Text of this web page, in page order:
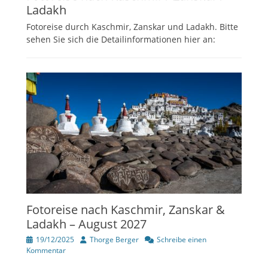
Ladakh
Fotoreise durch Kaschmir, Zanskar und Ladakh. Bitte
sehen Sie sich die Detailinformationen hier an:
Fotoreise nach Kaschmir, Zanskar &
Ladakh – August 2027
Veröffentlicht
am
19/12/2025 Author
Thorge Berger
Schreibe einen
Kommentar